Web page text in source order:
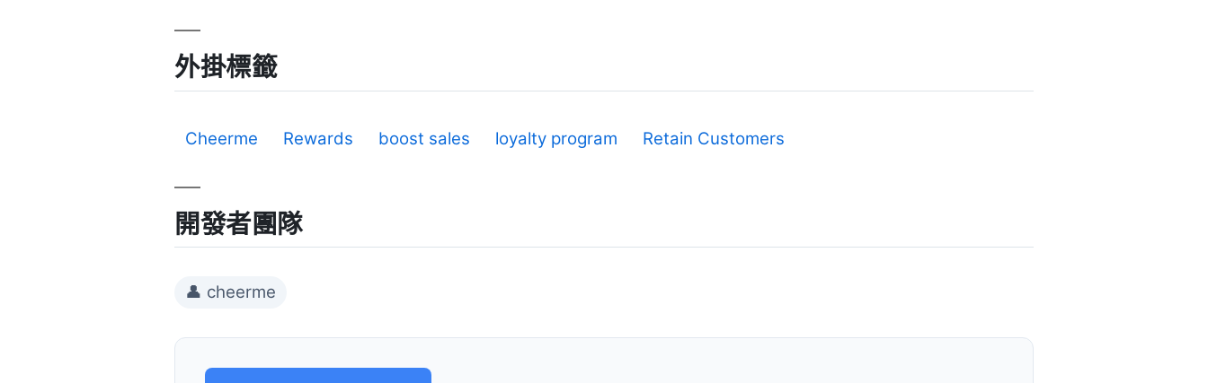
外掛標籤
Cheerme Rewards boost sales loyalty program Retain Customers
開發者團隊
👤 cheerme